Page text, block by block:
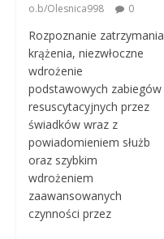
o.b/Olesnica998
0
Rozpoznanie zatrzymania
krążenia, niezwłoczne
wdrożenie
podstawowych zabiegów
resuscytacyjnych przez
świadków wraz z
powiadomieniem służb
oraz szybkim
wdrożeniem
zaawansowanych
czynności przez